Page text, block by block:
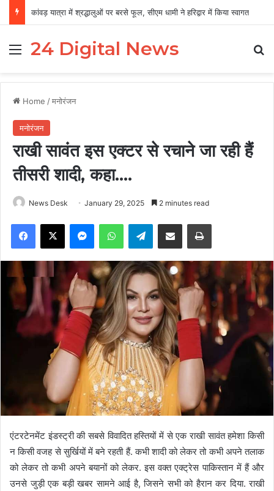
कांवड़ यात्रा में श्रद्धालुओं पर बरसे फूल, सीएम धामी ने हरिद्वार में किया स्वागत
Menu
24 Digital News
Home /मनोरंजन
मनोरंजन
राखी सावंत इस एक्टर से रचाने जा रही हैं
तीसरी शादी, कहा….
News Desk January 29, 2025 2 minutes read
Facebook
X MessengerWhatsAppTelegramShare via Email Print
एंटरटेनमेंट इंडस्ट्री की सबसे विवादित हस्तियों में से एक राखी सावंत हमेशा किसी
न किसी वजह से सुर्खियों में बने रहती हैं. कभी शादी को लेकर तो कभी अपने तलाक
को लेकर तो कभी अपने बयानों को लेकर. इस वक्त एक्ट्रेस पाकिस्तान में हैं और
उनसे जुड़ी एक बड़ी खबर सामने आई है, जिसने सभी को हैरान कर दिया. राखी